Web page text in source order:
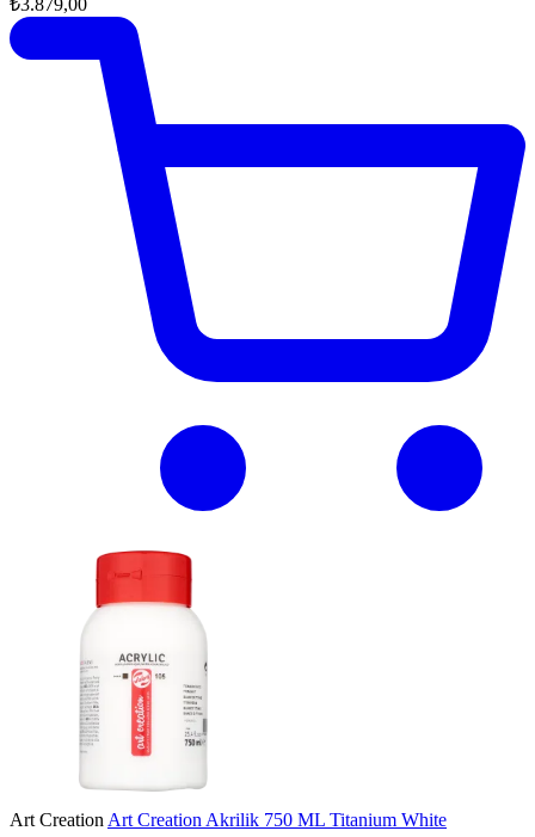
Art Creation Art Creation Akrilik 750 ML Titanium White